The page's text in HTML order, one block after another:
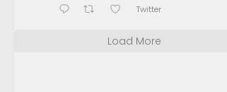
Twitter
Load More